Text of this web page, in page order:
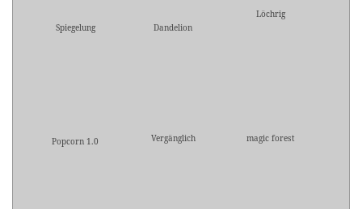
Spiegelung Dandelion
Löchrig
Popcorn 1.0 Vergänglich magic forest